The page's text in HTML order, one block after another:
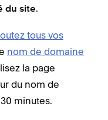
du site.
tous vos
nom de domaine
la page
du nom de
minutes.